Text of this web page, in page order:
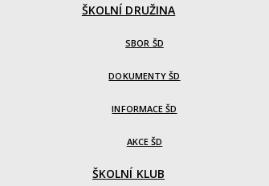
ŠKOLNÍ DRUŽINA
SBOR ŠD
DOKUMENTY ŠD
INFORMACE ŠD
AKCE ŠD
ŠKOLNÍ KLUB